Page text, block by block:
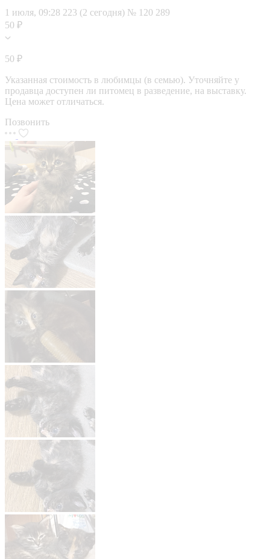
1 июля, 09:28 223 (2 сегодня) № 120 289
50 ₽
50 ₽
Указанная стоимость в любимцы (в семью). Уточняйте у
продавца доступен ли питомец в разведение, на выставку.
Цена может отличаться.
Позвонить